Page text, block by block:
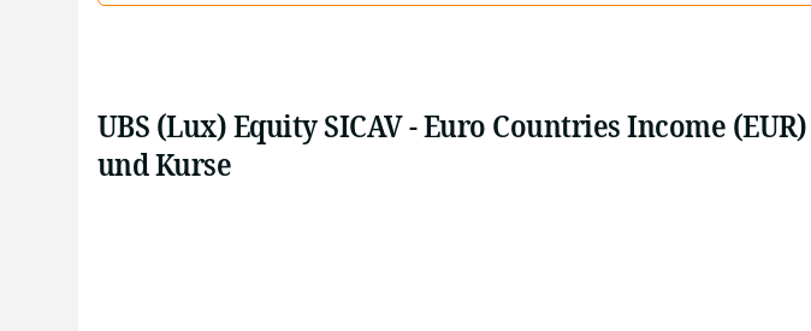
UBS (Lux) Equity SICAV - Euro Countries Income
und Kurse